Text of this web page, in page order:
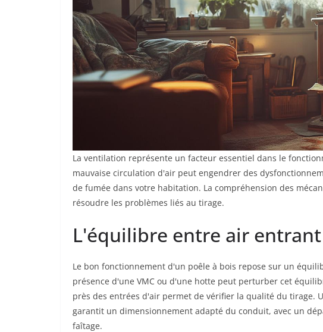
La ventilation représente un facteur essentiel dans le
mauvaise circulation d'air peut engendrer des
de fumée dans votre habitation. La compréhension des
résoudre les problèmes liés au tirage.
L'équilibre entre air
Le bon fonctionnement d'un poêle à bois repose sur un
présence d'une VMC ou d'une hotte peut perturber cet
près des entrées d'air permet de vérifier la qualité du tirage.
garantit un dimensionnement adapté du conduit, avec un
faîtage.